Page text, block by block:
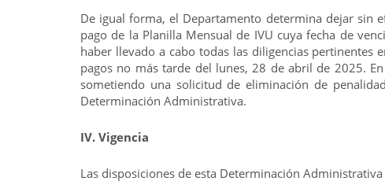
De igual forma, el Departamento determina dejar sin
pago de la Planilla Mensual de IVU cuya fecha de
haber llevado a cabo todas las diligencias
pagos no más tarde del lunes, 28 de abril de 2025.
sometiendo una solicitud de eliminación de
Determinación Administrativa.
IV. Vigencia
Las disposiciones de esta Determinación